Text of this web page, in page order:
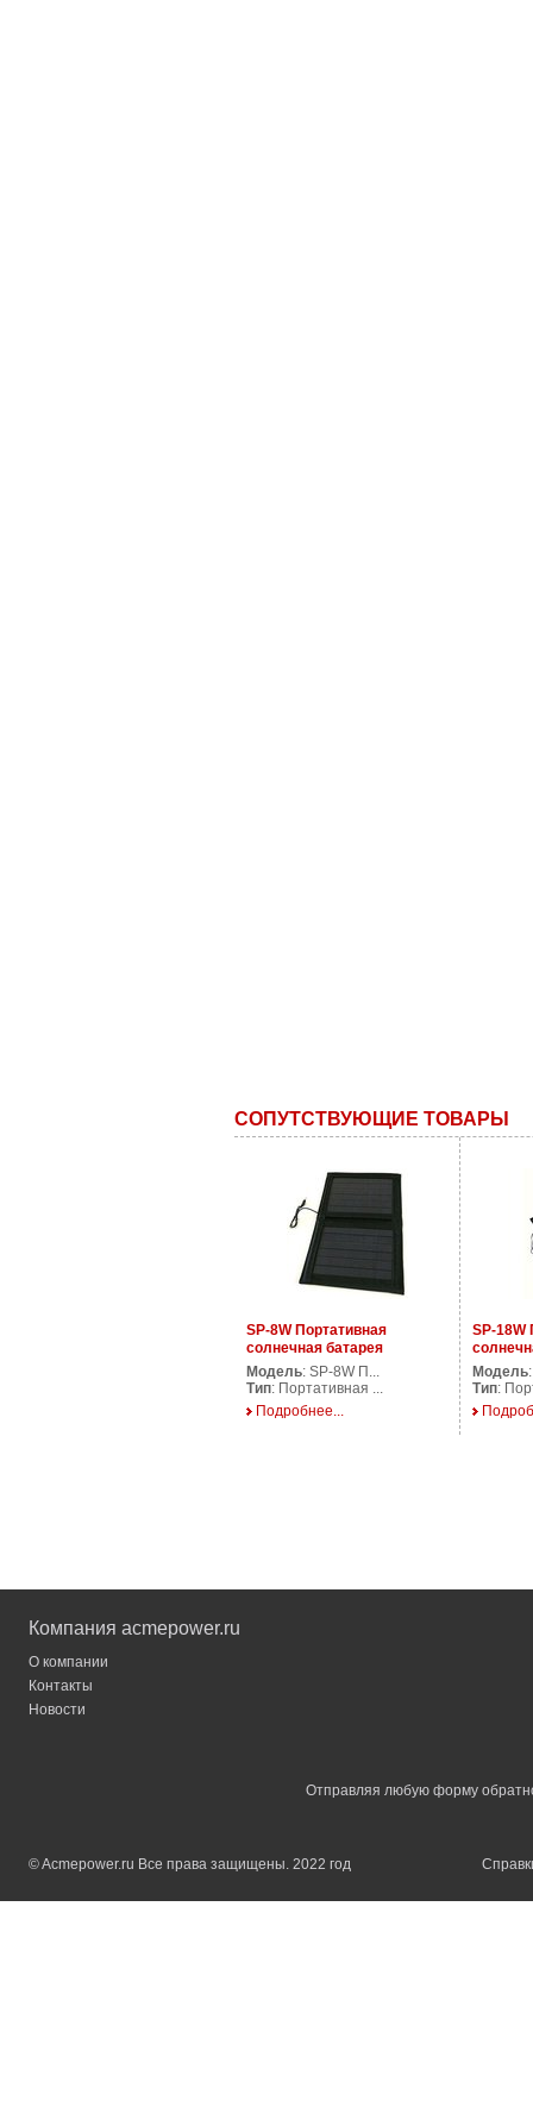
СОПУТСТВУЮЩИЕ ТОВАРЫ
SP-8W Портативная
солнечная батарея
Модель: SP-8W П...
Тип: Портативная ...
Подробнее...
SP-18W
Модель
Тип:
Компания acmepower.ru
О компании
Контакты
Новости
Отправляя любую форму
© Acmepower.ru Все права защищены. 2022 год